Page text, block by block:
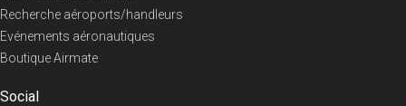
Recherche aéroports/handleurs
Evénements aéronautiques
Boutique Airmate
Social